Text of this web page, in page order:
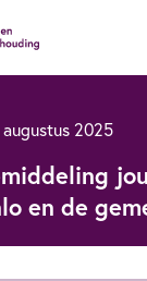
2025
en de